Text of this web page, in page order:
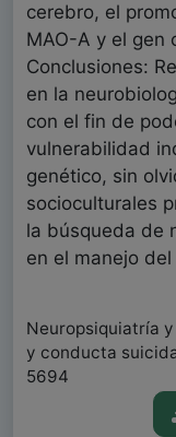
cerebro, el
MAO-A y el gen
Conclusiones:
en la
con el fin de
vulnerabilidad
genético, sin
socioculturales
la búsqueda de
en el manejo
Neuropsiquiatría
y conducta
5694